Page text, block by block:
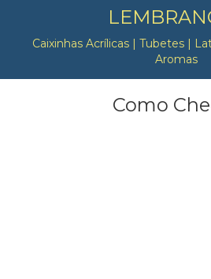
Caixinhas Acrílicas | Tubetes |
Aromas
Como